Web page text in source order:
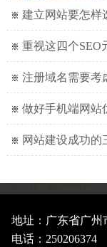
建立网站要怎样
注册域名需要考
做好手机端网站
网站建设成功的
地址：广东省广州
电话：250206374